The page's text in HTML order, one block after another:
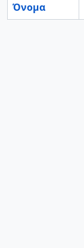
Όνομα